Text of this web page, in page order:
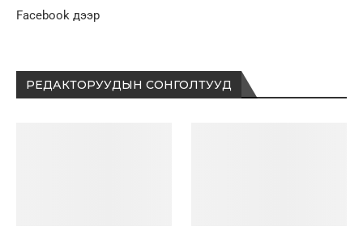
Facebook дээр
РЕДАКТОРУУДЫН СОНГОЛТУУД